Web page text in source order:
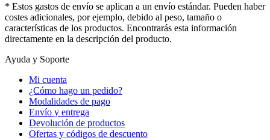
* Estos gastos de envío se aplican a un envío estándar. Pueden haber
costes adicionales, por ejemplo, debido al peso, tamaño o
características de los productos. Encontrarás esta información
directamente en la descripción del producto.
Ayuda y Soporte
Mi cuenta
¿Cómo hago un pedido?
Modalidades de pago
Envío y entrega
Devolución de productos
Ofertas y códigos de descuento